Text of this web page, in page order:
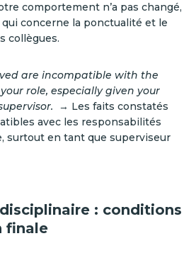
comportement n’a pas changé,
concerne la ponctualité et le
collègues.
are incompatible with the
role, especially given your
→ Les faits constatés
avec les responsabilités
surtout en tant que superviseur
: conditions
finale